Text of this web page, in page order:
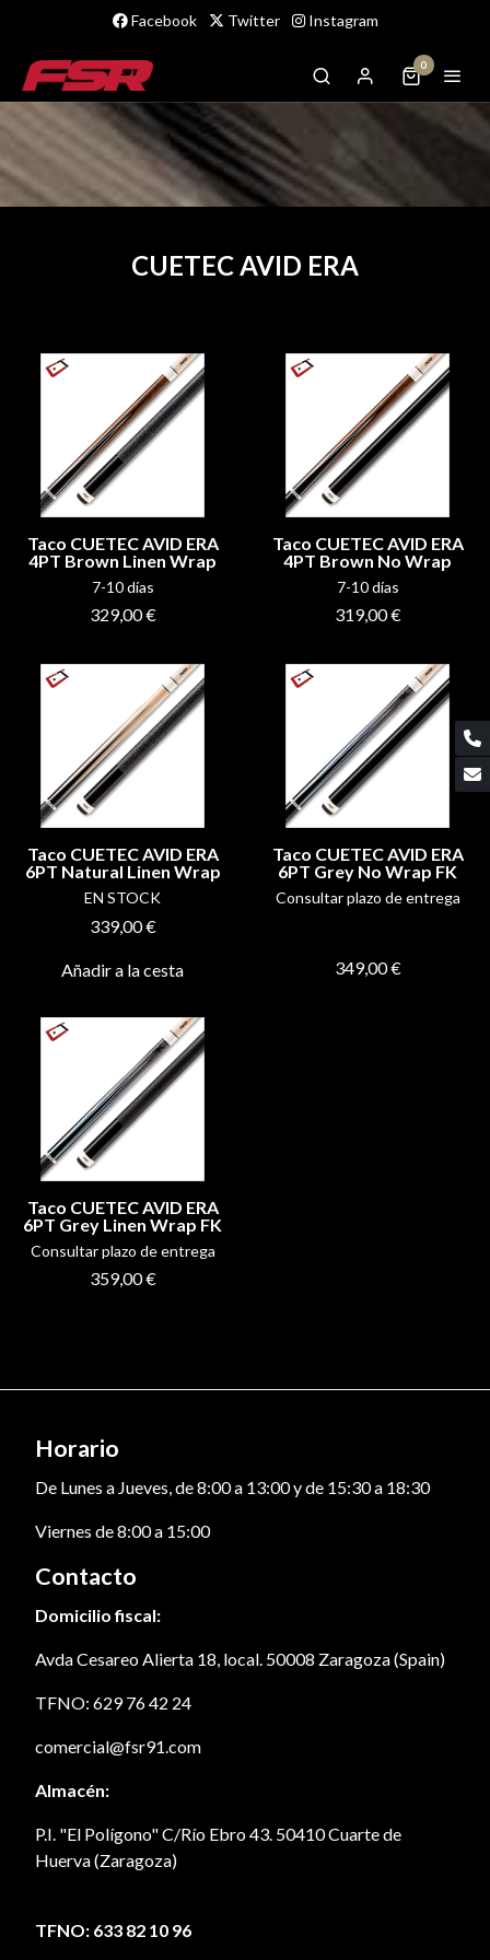
Facebook Twitter Instagram
0
CUETEC AVID ERA
Taco CUETEC AVID ERA
4PT Brown Linen Wrap
7-10 días
329,00 €
Taco CUETEC AVID ERA
4PT Brown No Wrap
7-10 días
319,00 €
Taco CUETEC AVID ERA
6PT Natural Linen Wrap
EN STOCK
339,00 €
Añadir a la cesta
Taco CUETEC AVID ERA
6PT Grey No Wrap FK
Consultar plazo de entrega
349,00 €
Taco CUETEC AVID ERA
6PT Grey Linen Wrap FK
Consultar plazo de entrega
359,00 €
Horario
De Lunes a Jueves, de 8:00 a 13:00 y de 15:30 a 18:30
Viernes de 8:00 a 15:00
Contacto
Domicilio fiscal:
Avda Cesareo Alierta 18, local. 50008 Zaragoza (Spain)
TFNO: 629 76 42 24
comercial@fsr91.com
Almacén:
P.I. "El Polígono" C/Río Ebro 43. 50410 Cuarte de
Huerva (Zaragoza)
TFNO: 633 82 10 96